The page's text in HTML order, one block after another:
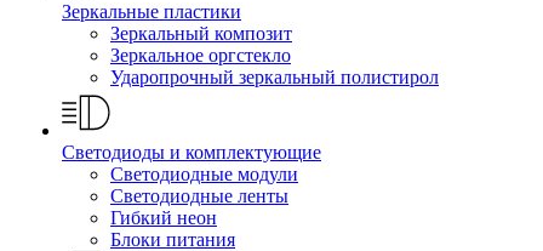
Зеркальные пластики
Зеркальный композит
Зеркальное оргстекло
Ударопрочный зеркальный полистирол
Светодиоды и комплектующие
Светодиодные модули
Светодиодные ленты
Гибкий неон
Блоки питания